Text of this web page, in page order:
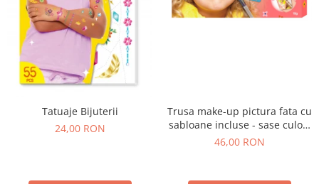
Tatuaje Bijuterii
24,00 RON
Trusa make-up pictura fata cu
sabloane incluse - sase culori
non-alergice - flori si fluturi
46,00 RON